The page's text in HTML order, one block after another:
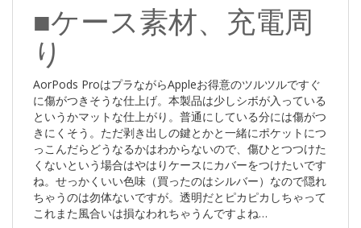
■ケース素材、充電周
り
AorPods ProはプラながらAppleお得意のツルツルですぐ
に傷がつきそうな仕上げ。本製品は少しシボが入っている
というかマットな仕上がり。普通にしている分には傷がつ
きにくそう。ただ剥き出しの鍵とかと一緒にポケットにつ
っこんだらどうなるかはわからないので、傷ひとつつけた
くないという場合はやはりケースにカバーをつけたいです
ね。せっかくいい色味（買ったのはシルバー）なので隠れ
ちゃうのは勿体ないですが。透明だとピカピカしちゃって
これまた風合いは損なわれちゃうんですよね…